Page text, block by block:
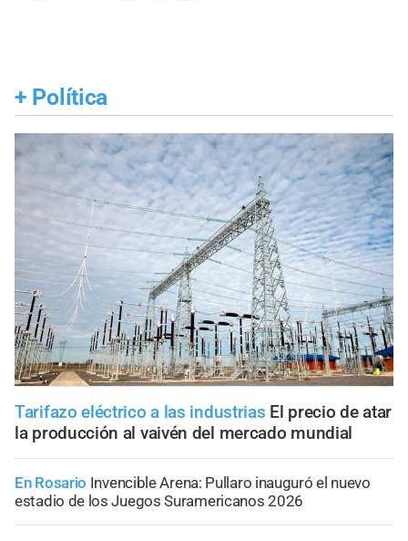
+ Política
Tarifazo eléctrico a las industrias El precio de atar
la producción al vaivén del mercado mundial
En Rosario Invencible Arena: Pullaro inauguró el nuevo
estadio de los Juegos Suramericanos 2026